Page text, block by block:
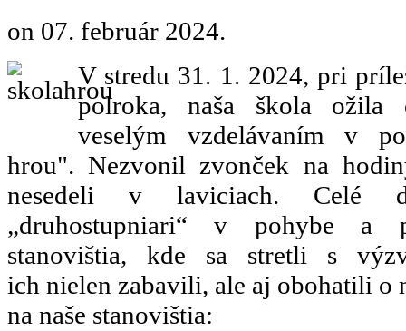
on 07. február 2024.
V stredu 31. 1. 2024, pri
polroka, naša škola ožila
veselým vzdelávaním v
hrou". Nezvonil zvonček na
nesedeli v laviciach. Celé
„druhostupniari“ v pohybe a
stanovištia, kde sa stretli s
ich nielen zabavili, ale aj obohatili o
na naše stanovištia: